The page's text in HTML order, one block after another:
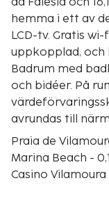
hemma i ett av
LCD-tv. Gratis
uppkopplad, och
Badrum med
och bidéer. På
avrundas till
Praia de
Marina Beach -
Casino